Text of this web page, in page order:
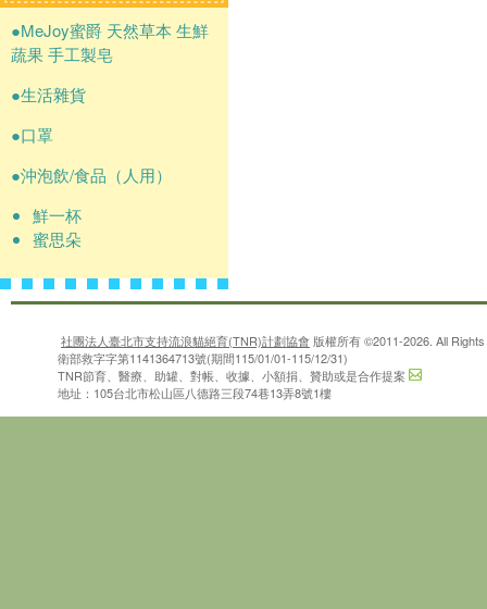
●MeJoy蜜爵 天然草本 生鮮
蔬果 手工製皂
●生活雜貨
●口罩
●沖泡飲/食品（人用）
鮮一杯
蜜思朵
社團法人臺北市支持流浪貓絕育(TNR)計劃協會 版權所有 ©2011-2026. All
衛部救字字第1141364713號(期間115/01/01-115/12/31)
TNR節育、醫療、助罐、對帳、收據、小額捐、贊助或是合作提案
地址：105台北市松山區八德路三段74巷13弄8號1樓